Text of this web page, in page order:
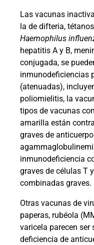
Las vacunas
la de difteria,
Haemophilus
hepatitis A y B,
conjugada, se
inmunodeficiencias
(atenuadas),
poliomielitis, la
tipos de vacunas
amarilla están
graves de
inmunodeficiencia
graves de células T
combinadas graves.
Otras vacunas de
paperas, rubéola
varicela parecen ser
deficiencia de